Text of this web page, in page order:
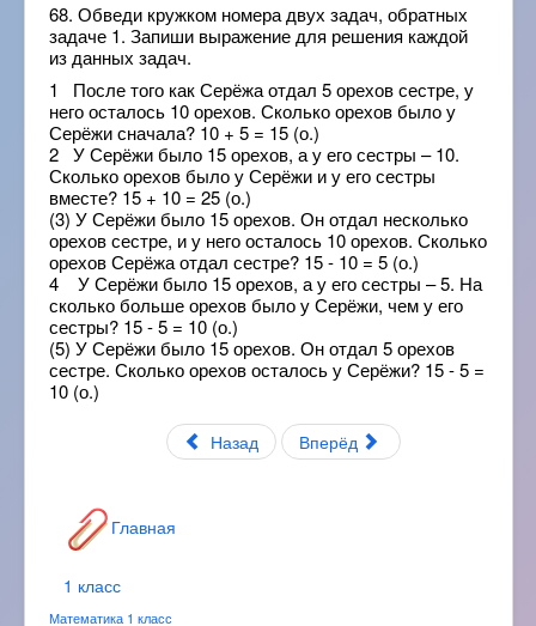
68. Обведи кружком номера двух задач, обратных
задаче 1. Запиши выражение для решения каждой
из данных задач.
1 После того как Серёжа отдал 5 орехов сестре, у
него осталось 10 орехов. Сколько орехов было у
Серёжи сначала? 10 + 5 = 15 (о.)
2 У Серёжи было 15 орехов, а у его сестры – 10.
Сколько орехов было у Серёжи и у его сестры
вместе? 15 + 10 = 25 (о.)
(3) У Серёжи было 15 орехов. Он отдал несколько
орехов сестре, и у него осталось 10 орехов. Сколько
орехов Серёжа отдал сестре? 15 - 10 = 5 (о.)
4 У Серёжи было 15 орехов, а у его сестры – 5. На
сколько больше орехов было у Серёжи, чем у его
сестры? 15 - 5 = 10 (о.)
(5) У Серёжи было 15 орехов. Он отдал 5 орехов
сестре. Сколько орехов осталось у Серёжи? 15 - 5 =
10 (о.)
Назад Вперёд
Главная
1 класс
Математика 1 класс